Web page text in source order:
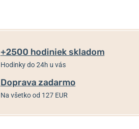
+2500 hodiniek skladom
Hodinky do 24h u vás
Doprava zadarmo
Na všetko od 127 EUR